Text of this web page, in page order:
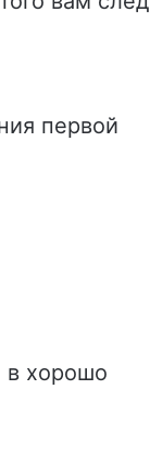
первой
в хорошо